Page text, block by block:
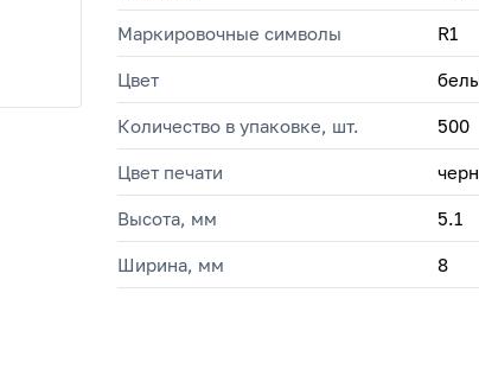
Маркировочные символы R1
Цвет
Количество в упаковке, шт. 500
Цвет печати
Высота, мм 5.1
Ширина, мм 8